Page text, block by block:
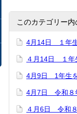
このカテゴリー
4月14日 １年
４月14日 １年
4月9日 1年生
4月7日 令和８
４月6日 令和